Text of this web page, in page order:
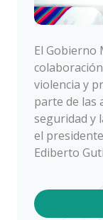
El Gobierno
violencia y
parte de las
seguridad y
el
Ediberto